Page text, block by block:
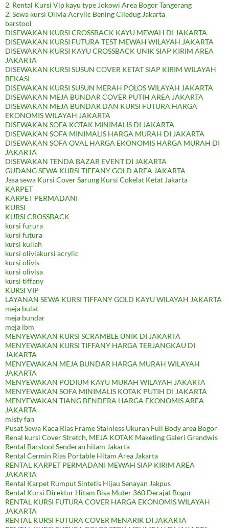
2. Rental Kursi Vip kayu type Jokowi Area Bogor Tangerang
2. Sewa kursi Olivia Acrylic Bening Ciledug Jakarta
barstool
DISEWAKAN KURSI CROSSBACK KAYU MEWAH DI JAKARTA
DISEWAKAN KURSI FUTURA TEST MEWAH WILAYAH JAKARTA
DISEWAKAN KURSI KAYU CROSSBACK UNIK SIAP KIRIM AREA
JAKARTA
DISEWAKAN KURSI SUSUN COVER KETAT SIAP KIRIM WILAYAH
BEKASI
DISEWAKAN KURSI SUSUN MERAH POLOS WILAYAH JAKARTA
DISEWAKAN MEJA BUNDAR COVER PUTIH AREA JAKARTA
DISEWAKAN MEJA BUNDAR DAN KURSI FUTURA HARGA
EKONOMIS WILAYAH JAKARTA
DISEWAKAN SOFA KOTAK MINIMALIS DI JAKARTA
DISEWAKAN SOFA MINIMALIS HARGA MURAH DI JAKARTA
DISEWAKAN SOFA OVAL HARGA EKONOMIS HARGA MURAH DI
JAKARTA
DISEWAKAN TENDA BAZAR EVENT DI JAKARTA
GUDANG SEWA KURSI TIFFANY GOLD AREA JAKARTA
Jasa sewa Kursi Cover Sarung Kursi Cokelat Ketat Jakarta
KARPET
KARPET PERMADANI
KURSI
KURSI CROSSBACK
kursi furura
kursi futura
kursi kuliah
kursi oliviakursi acrylic
kursi olivis
kursi olivisa
kursi tiffany
KURSI VIP
LAYANAN SEWA KURSI TIFFANY GOLD KAYU WILAYAH JAKARTA
meja bulat
meja bundar
meja ibm
MENYEWAKAN KURSI SCRAMBLE UNIK DI JAKARTA
MENYEWAKAN KURSI TIFFANY HARGA TERJANGKAU DI
JAKARTA
MENYEWAKAN MEJA BUNDAR HARGA MURAH WILAYAH
JAKARTA
MENYEWAKAN PODIUM KAYU MURAH WILAYAH JAKARTA
MENYEWAKAN SOFA MINIMALIS KOTAK PUTIH DI JAKARTA
MENYEWAKAN TIANG BENDERA HARGA EKONOMIS AREA
JAKARTA
misty fan
Pusat Sewa Kaca Rias Frame Stainless Ukuran Full Body area Bogor
Renal kursi Cover Stretch, MEJA KOTAK Maketing Galeri Grandwis
Rental Barstool Senderan hitam Jakarta
Rental Cermin Rias Portable Hitam Area Jakarta
RENTAL KARPET PERMADANI MEWAH SIAP KIRIM AREA
JAKARTA
Rental Karpet Rumput Sintetis Hijau Senayan Jakpus
Rental Kursi Direktur Hitam Bisa Muter 360 Derajat Bogor
RENTAL KURSI FUTURA COVER HARGA EKONOMIS WILAYAH
JAKARTA
RENTAL KURSI FUTURA COVER MENARIK DI JAKARTA